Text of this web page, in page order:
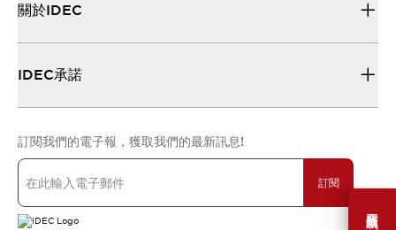
需要幫助嗎？
關於IDEC
IDEC承諾
訂閱我們的電子報，獲取我們的最新訊息!
訂閱